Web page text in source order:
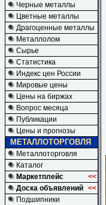
Черные металлы
Цветные металлы
Драгоценные металлы
Металлолом
Сырье
Статистика
Индекс цен России
Мировые цены
Цены на биржах
Вопрос месяца
Публикации
Цены и прогнозы
МЕТАЛЛОТОРГОВЛЯ
Металлоторговля
Каталог
Маркетплейс
<<
Доска объявлений <<
Подшипники